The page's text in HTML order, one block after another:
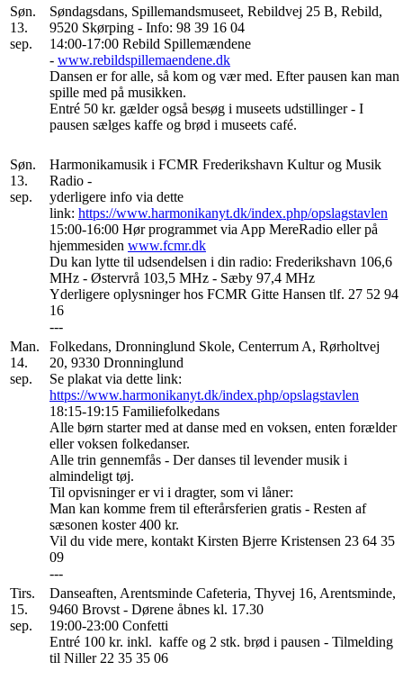
Søn.
13.
sep.
Søndagsdans, Spillemandsmuseet, Rebildvej 25 B, Rebild,
9520 Skørping - Info: 98 39 16 04
14:00-17:00 Rebild Spillemændene
- www.rebildspillemaendene.dk
Dansen er for alle, så kom og vær med. Efter pausen kan man
spille med på musikken.
Entré 50 kr. gælder også besøg i museets udstillinger - I
pausen sælges kaffe og brød i museets café.
Søn.
13.
sep.
Harmonikamusik i FCMR Frederikshavn Kultur og Musik
Radio -
yderligere info via dette
link: https://www.harmonikanyt.dk/index.php/opslagstavlen
15:00-16:00 Hør programmet via App MereRadio eller på
hjemmesiden www.fcmr.dk
Du kan lytte til udsendelsen i din radio: Frederikshavn 106,6
MHz - Østervrå 103,5 MHz - Sæby 97,4 MHz
Yderligere oplysninger hos FCMR Gitte Hansen tlf. 27 52 94
16
---
Man.
14.
sep.
Folkedans, Dronninglund Skole, Centerrum A, Rørholtvej
20, 9330 Dronninglund
Se plakat via dette link:
https://www.harmonikanyt.dk/index.php/opslagstavlen
18:15-19:15 Familiefolkedans
Alle børn starter med at danse med en voksen, enten forælder
eller voksen folkedanser.
Alle trin gennemfås - Der danses til levender musik i
almindeligt tøj.
Til opvisninger er vi i dragter, som vi låner:
Man kan komme frem til efterårsferien gratis - Resten af
sæsonen koster 400 kr.
Vil du vide mere, kontakt Kirsten Bjerre Kristensen 23 64 35
09
---
Tirs.
15.
sep.
Danseaften, Arentsminde Cafeteria, Thyvej 16, Arentsminde,
9460 Brovst - Dørene åbnes kl. 17.30
19:00-23:00 Confetti
Entré 100 kr. inkl. kaffe og 2 stk. brød i pausen - Tilmelding
til Niller 22 35 35 06